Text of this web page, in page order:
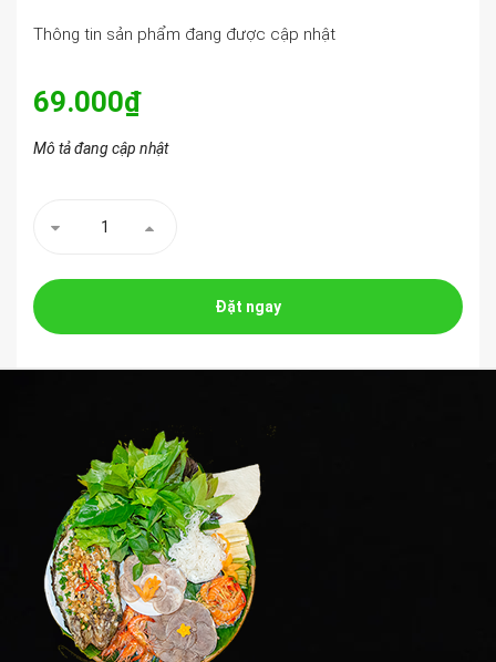
Thông tin sản phẩm đang được cập nhật
69.000₫
Mô tả đang cập nhật
Đặt ngay